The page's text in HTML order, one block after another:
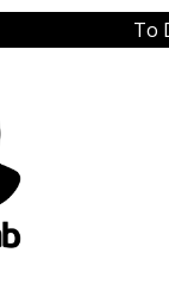
Το Design